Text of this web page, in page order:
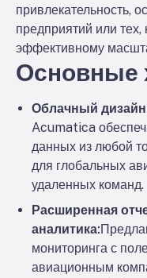
привлекательность,
предприятий или тех,
эффективному
Основные
Облачный
Acumatica
данных из любой
для глобальных
удаленных команд.
Расширенная
аналитика:
мониторинга с
авиационным